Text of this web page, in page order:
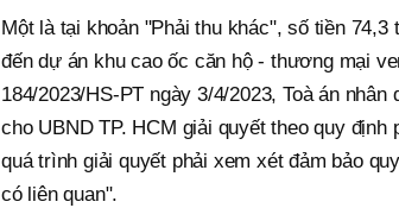
Một là tại khoản "Phải thu khác", số tiền
đến dự án khu cao ốc căn hộ - thương mại
184/2023/HS-PT ngày 3/4/2023, Toà án
cho UBND TP. HCM giải quyết theo quy
quá trình giải quyết phải xem xét đảm bảo
có liên quan".